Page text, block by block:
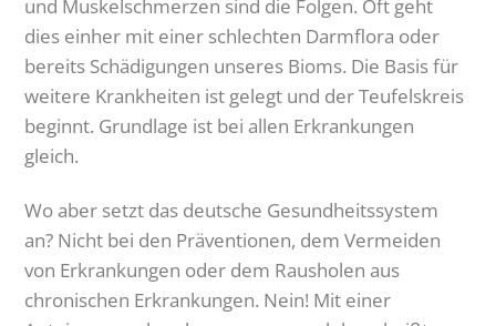
und Muskelschmerzen sind die Folgen. Oft geht
dies einher mit einer schlechten Darmflora oder
bereits Schädigungen unseres Bioms. Die Basis für
weitere Krankheiten ist gelegt und der Teufelskreis
beginnt. Grundlage ist bei allen Erkrankungen
gleich.
Wo aber setzt das deutsche Gesundheitssystem
an? Nicht bei den Präventionen, dem Vermeiden
von Erkrankungen oder dem Rausholen aus
chronischen Erkrankungen. Nein! Mit einer